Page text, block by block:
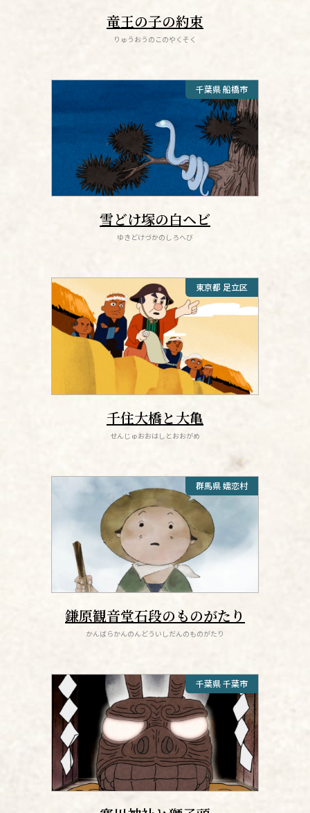
竜王の子の約束
りゅうおうのこのやくそく
千葉県 船橋市
雪どけ塚の白ヘビ
ゆきどけづかのしろへび
東京都 足立区
千住大橋と大亀
せんじゅおおはしとおおがめ
群馬県 嬬恋村
鎌原観音堂石段のものがたり
かんばらかんのんどういしだんのものがたり
千葉県 千葉市